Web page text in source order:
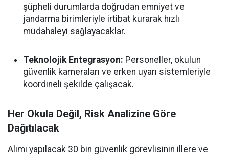
şüpheli durumlarda doğrudan emniyet ve
jandarma birimleriyle irtibat kurarak hızlı
müdahaleyi sağlayacaklar.
Teknolojik Entegrasyon: Personeller, okulun
güvenlik kameraları ve erken uyarı sistemleriyle
koordineli şekilde çalışacak.
Her Okula Değil, Risk Analizine Göre
Dağıtılacak
Alımı yapılacak 30 bin güvenlik görevlisinin illere ve